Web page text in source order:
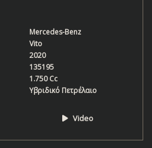
Mercedes-Benz
Vito
2020
135195
1.750 Cc
Υβριδικό Πετρέλαιο
Video